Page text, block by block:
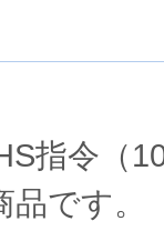
指令（
です。